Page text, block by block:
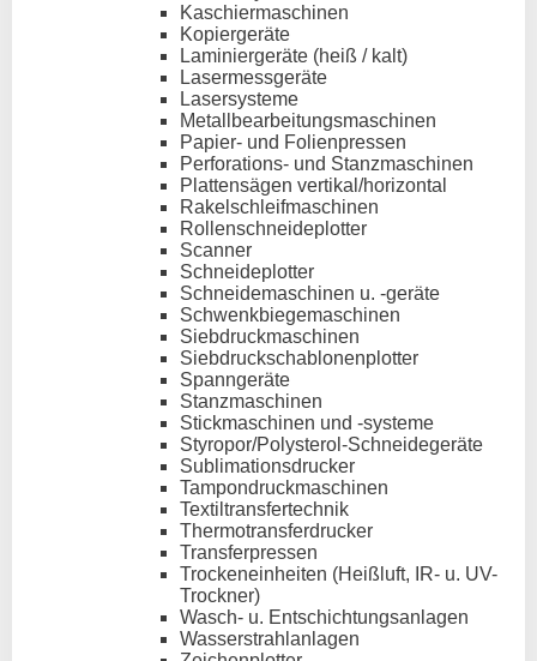
Kaschiermaschinen
Kopiergeräte
Laminiergeräte (heiß / kalt)
Lasermessgeräte
Lasersysteme
Metallbearbeitungsmaschinen
Papier- und Folienpressen
Perforations- und Stanzmaschinen
Plattensägen vertikal/horizontal
Rakelschleifmaschinen
Rollenschneideplotter
Scanner
Schneideplotter
Schneidemaschinen u. -geräte
Schwenkbiegemaschinen
Siebdruckmaschinen
Siebdruckschablonenplotter
Spanngeräte
Stanzmaschinen
Stickmaschinen und -systeme
Styropor/Polysterol-Schneidegeräte
Sublimationsdrucker
Tampondruckmaschinen
Textiltransfertechnik
Thermotransferdrucker
Transferpressen
Trockeneinheiten (Heißluft, IR- u. UV-
Trockner)
Wasch- u. Entschichtungsanlagen
Wasserstrahlanlagen